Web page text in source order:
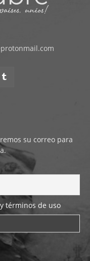
su correo para
términos de uso